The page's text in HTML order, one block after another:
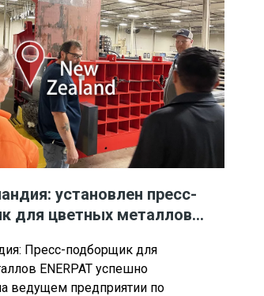
установлен пресс-
для цветных металлов
Пресс-подборщик для
ENERPAT успешно
ведущем предприятии по